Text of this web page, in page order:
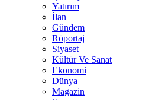
Yatırım
İlan
Gündem
Röportaj
Siyaset
Kültür Ve Sanat
Ekonomi
Dünya
Magazin